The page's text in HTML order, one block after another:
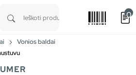
0
Vonios baldai